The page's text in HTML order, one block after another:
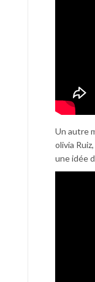
Un autre
olivia
une idée